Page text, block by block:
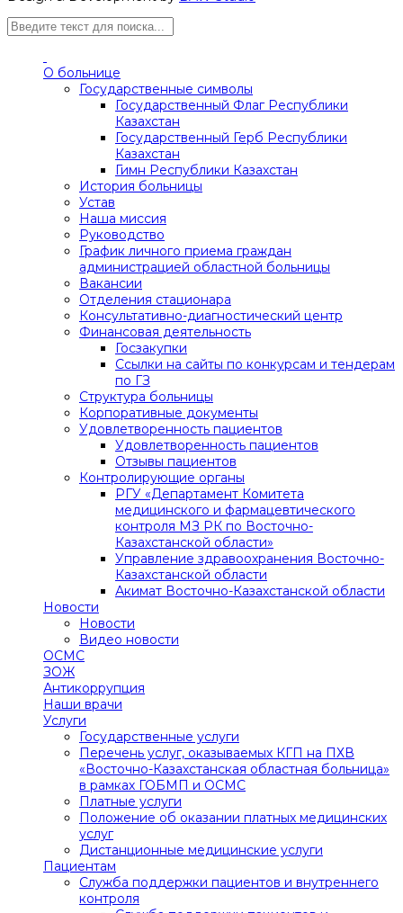
О больнице
Государственные символы
Государственный Флаг Республики
Казахстан
Государственный Герб Республики
Казахстан
Гимн Республики Казахстан
История больницы
Устав
Наша миссия
Руководство
График личного приема граждан
администрацией областной больницы
Вакансии
Отделения стационара
Консультативно-диагностический центр
Финансовая деятельность
Госзакупки
Ссылки на сайты по конкурсам и тендерам
по ГЗ
Структура больницы
Корпоративные документы
Удовлетворенность пациентов
Удовлетворенность пациентов
Отзывы пациентов
Контролирующие органы
РГУ «Департамент Комитета
медицинского и фармацевтического
контроля МЗ РК по Восточно-
Казахстанской области»
Управление здравоохранения Восточно-
Казахстанской области
Акимат Восточно-Казахстанской области
Новости
Новости
Видео новости
ОСМС
ЗОЖ
Антикоррупция
Наши врачи
Услуги
Государственные услуги
Перечень услуг, оказываемых КГП на ПХВ
«Восточно-Казахстанская областная больница»
в рамках ГОБМП и ОСМС
Платные услуги
Положение об оказании платных медицинских
услуг
Дистанционные медицинские услуги
Пациентам
Служба поддержки пациентов и внутреннего
контроля